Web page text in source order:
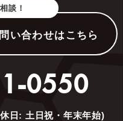
談！
い合わせはこちら
0550
日: 土日祝・年末年始)